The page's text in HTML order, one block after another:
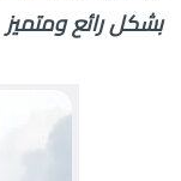
بشكل رائع ومتميز